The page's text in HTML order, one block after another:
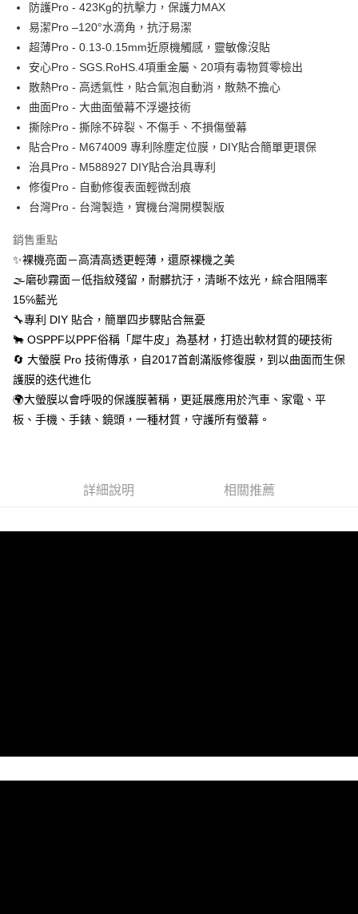
全家取貨付款
每筆NT$60，滿NT$390(含以上)免運費
7-11取貨付款
每筆NT$60，滿NT$390(含以上)免運費
宅配
每筆NT$55，滿NT$390(含以上)免運費
國際配送
防護Pro - 423Kg的抗擊力，保護力MAX
易潔Pro –120°水滴角，抗汙易潔
超薄Pro - 0.13-0.15mm近原機觸感，靈敏像沒貼
安心Pro - SGS.RoHS.4項重金屬、20項有毒物質零檢出
散熱Pro - 高透氣性，貼合氣泡自動消，散熱不擔心
曲面Pro - 大曲面螢幕不浮邊技術
撕除Pro - 撕除不碎裂、不傷手、不損傷螢幕
貼合Pro - M674009 專利除塵定位膜，DIY貼合簡單更環保
治具Pro - M588927 DIY貼合治具專利
修復Pro - 自動修復表面輕微刮痕
台灣Pro - 台灣製造，實機台灣開模製版
銷售重點
✨裸機亮面－高清高透更輕薄，還原裸機之美
🌫磨砂霧面－低指紋殘留，耐髒抗汙，清晰不炫光，綜合阻隔率
15℅藍光
🔧專利 DIY 貼合，簡單四步驟貼合無憂
🐂 OSPPF以PPF俗稱「犀牛皮」為基材，打造出軟材質的硬技術
🔄 大螢膜 Pro 技術傳承，自2017首創滿版修復膜，到以曲面而生保
護膜的迭代進化
🌍大螢膜以會呼吸的保護膜著稱，更延展應用於汽車、家電、平
板、手機、手錶、鏡頭，一種材質，守護所有螢幕。
詳細說明 相關推薦